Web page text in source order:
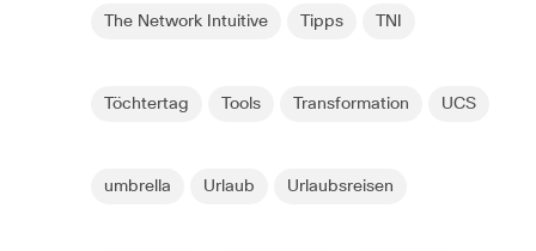
The Network Intuitive Tipps TNI
Töchtertag Tools Transformation UCS
umbrella Urlaub Urlaubsreisen